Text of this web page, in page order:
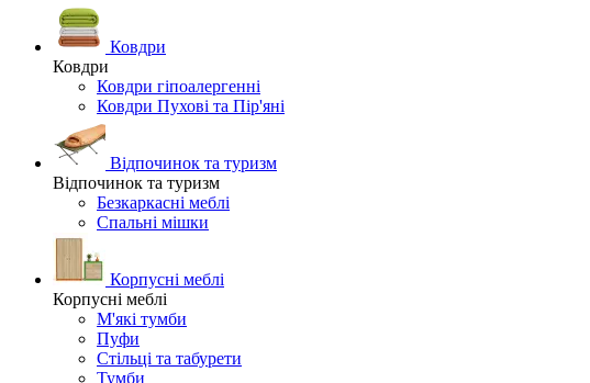
Ковдри
Ковдри
Ковдри гіпоалергенні
Ковдри Пухові та Пір'яні
Відпочинок та туризм
Відпочинок та туризм
Безкаркасні меблі
Спальні мішки
Корпусні меблі
Корпусні меблі
М'які тумби
Пуфи
Стільці та табурети
Тумби